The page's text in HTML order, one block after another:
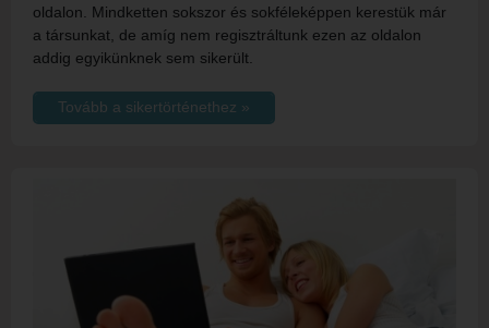
oldalon. Mindketten sokszor és sokféleképpen kerestük már
a társunkat, de amíg nem regisztráltunk ezen az oldalon
addig egyikünknek sem sikerült.
Tovább a sikertörténethez »